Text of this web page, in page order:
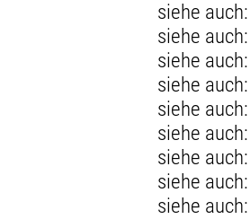
siehe auch:
siehe auch:
siehe auch:
siehe auch:
siehe auch:
siehe auch:
siehe auch:
siehe auch:
siehe auch: